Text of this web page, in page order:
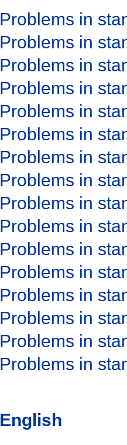
Problems in
Problems in
Problems in
Problems in
Problems in
Problems in
Problems in
Problems in
Problems in
Problems in
Problems in
Problems in
Problems in
Problems in
Problems in
Problems in
English